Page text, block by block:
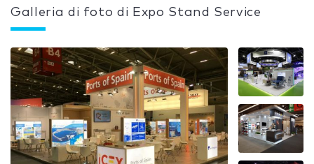
Galleria di foto di Expo Stand Service